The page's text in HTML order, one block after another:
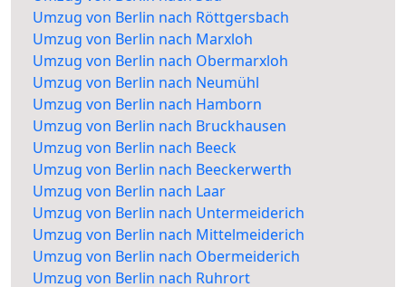
Umzug von Berlin nach Röttgersbach
Umzug von Berlin nach Marxloh
Umzug von Berlin nach Obermarxloh
Umzug von Berlin nach Neumühl
Umzug von Berlin nach Hamborn
Umzug von Berlin nach Bruckhausen
Umzug von Berlin nach Beeck
Umzug von Berlin nach Beeckerwerth
Umzug von Berlin nach Laar
Umzug von Berlin nach Untermeiderich
Umzug von Berlin nach Mittelmeiderich
Umzug von Berlin nach Obermeiderich
Umzug von Berlin nach Ruhrort